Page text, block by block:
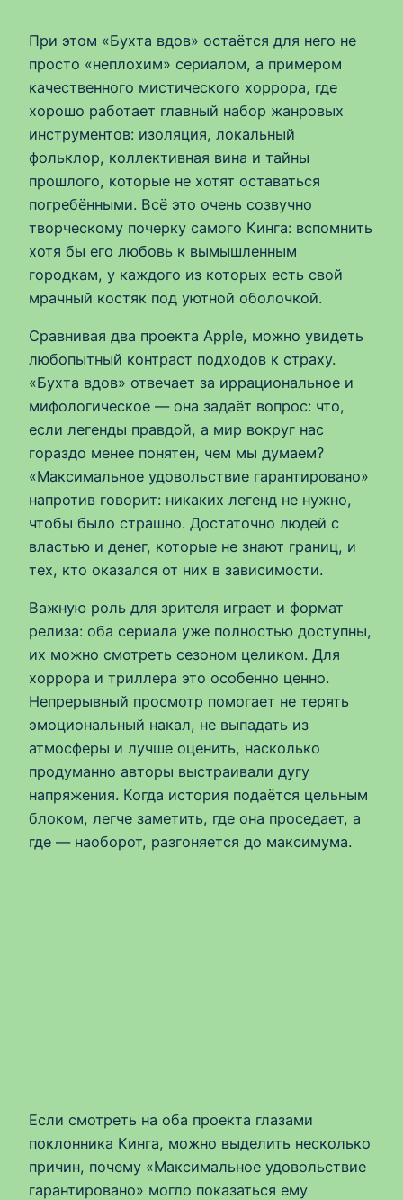
При этом «Бухта вдов» остаётся для него не
просто «неплохим» сериалом, а примером
качественного мистического хоррора, где
хорошо работает главный набор жанровых
инструментов: изоляция, локальный
фольклор, коллективная вина и тайны
прошлого, которые не хотят оставаться
погребёнными. Всё это очень созвучно
творческому почерку самого Кинга: вспомнить
хотя бы его любовь к вымышленным
городкам, у каждого из которых есть свой
мрачный костяк под уютной оболочкой.
Сравнивая два проекта Apple, можно увидеть
любопытный контраст подходов к страху.
«Бухта вдов» отвечает за иррациональное и
мифологическое — она задаёт вопрос: что,
если легенды правдой, а мир вокруг нас
гораздо менее понятен, чем мы думаем?
«Максимальное удовольствие гарантировано»
напротив говорит: никаких легенд не нужно,
чтобы было страшно. Достаточно людей с
властью и денег, которые не знают границ, и
тех, кто оказался от них в зависимости.
Важную роль для зрителя играет и формат
релиза: оба сериала уже полностью доступны,
их можно смотреть сезоном целиком. Для
хоррора и триллера это особенно ценно.
Непрерывный просмотр помогает не терять
эмоциональный накал, не выпадать из
атмосферы и лучше оценить, насколько
продуманно авторы выстраивали дугу
напряжения. Когда история подаётся цельным
блоком, легче заметить, где она проседает, а
где — наоборот, разгоняется до максимума.
Если смотреть на оба проекта глазами
поклонника Кинга, можно выделить несколько
причин, почему «Максимальное удовольствие
гарантировано» могло показаться ему